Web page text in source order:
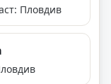
Пловдив